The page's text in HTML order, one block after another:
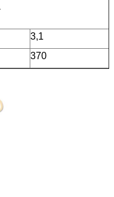
3,1
370